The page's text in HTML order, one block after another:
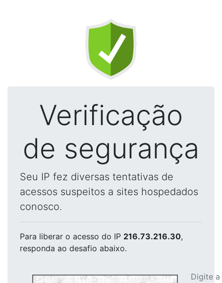
Verificação
de segurança
Seu IP fez diversas tentativas de
acessos suspeitos a sites hospedados
conosco.
Para liberar o acesso do IP 216.73.216.30,
responda ao desafio abaixo.
Digite